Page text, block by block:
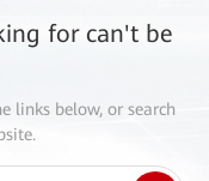
for can't be
links below, or search